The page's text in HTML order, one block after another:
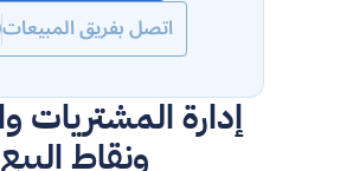
اتصل بفريق المبيعات
ونقاط البيع